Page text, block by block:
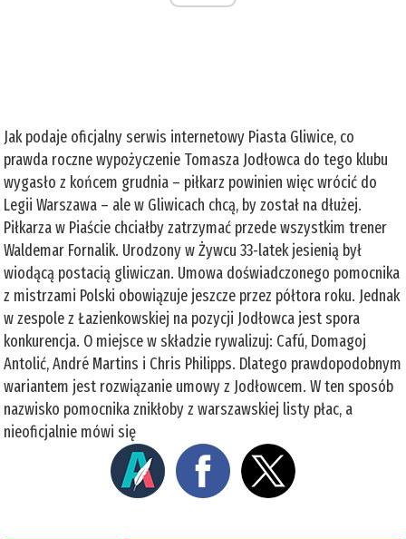
Jak podaje oficjalny serwis internetowy Piasta Gliwice, co
prawda roczne wypożyczenie Tomasza Jodłowca do tego klubu
wygasło z końcem grudnia – piłkarz powinien więc wrócić do
Legii Warszawa – ale w Gliwicach chcą, by został na dłużej.
Piłkarza w Piaście chciałby zatrzymać przede wszystkim trener
Waldemar Fornalik. Urodzony w Żywcu 33-latek jesienią był
wiodącą postacią gliwiczan. Umowa doświadczonego pomocnika
z mistrzami Polski obowiązuje jeszcze przez półtora roku. Jednak
w zespole z Łazienkowskiej na pozycji Jodłowca jest spora
konkurencja. O miejsce w składzie rywalizuj: Cafú, Domagoj
Antolić, André Martins i Chris Philipps. Dlatego prawdopodobnym
wariantem jest rozwiązanie umowy z Jodłowcem. W ten sposób
nazwisko pomocnika znikłoby z warszawskiej listy płac, a
nieoficjalnie mówi się